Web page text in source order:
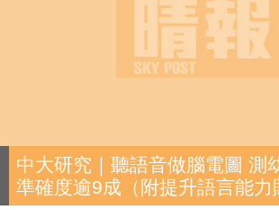
中大研究｜聽語音做腦電圖 測
準確度逾9成（附提升語言能力